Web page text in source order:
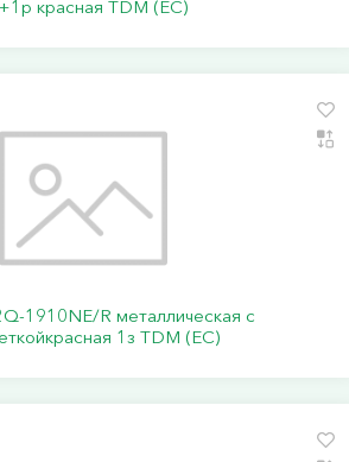
красная TDM (ЕС)
1910NE/R металлическая с
1з TDM (ЕС)